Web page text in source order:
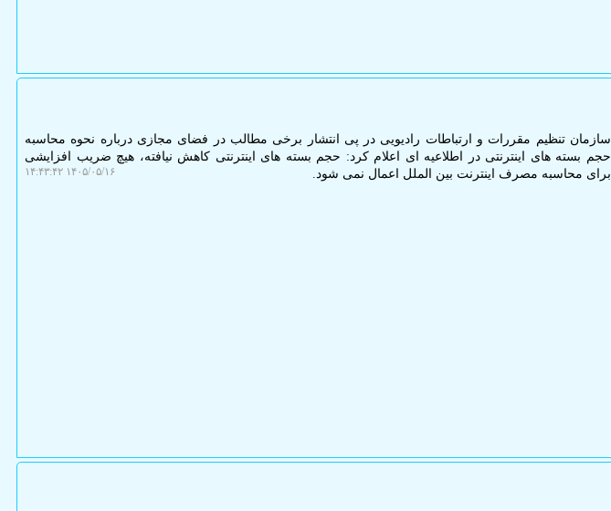
سازمان تنظیم مقررات و ارتباطات رادیویی در پی انتشار برخی مطالب در فضای مجازی درباره نحوه محاسبه
حجم بسته های اینترنتی در اطلاعیه ای اعلام کرد: حجم بسته های اینترنتی کاهش نیافته، هیچ ضریب افزایشی
برای محاسبه مصرف اینترنت بین الملل اعمال نمی شود.
۱۴۰۵/۰۵/۱۶ ۱۴:۴۳:۴۲